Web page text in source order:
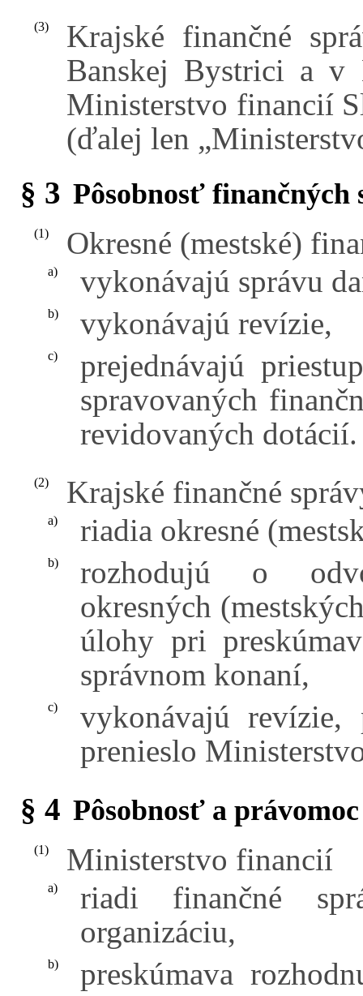
(3)
Krajské finančné
Banskej Bystrici a v
Ministerstvo financií
(ďalej len
§ 3 Pôsobnosť finančných
(1) Okresné (mestské)
a) vykonávajú správu
b) vykonávajú revízie,
c)
prejednávajú
spravovaných
revidovaných dotácií.
(2) Krajské finančné
a) riadia okresné
b)
rozhodujú o
okresných
úlohy pri
správnom konaní,
c)
vykonávajú
prenieslo
§ 4 Pôsobnosť a
(1) Ministerstvo financií
a)
riadi finančné
organizáciu,
b)
preskúmava